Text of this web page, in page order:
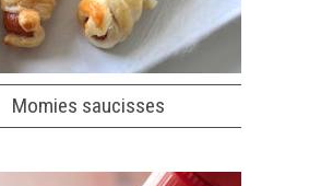
Momies saucisses